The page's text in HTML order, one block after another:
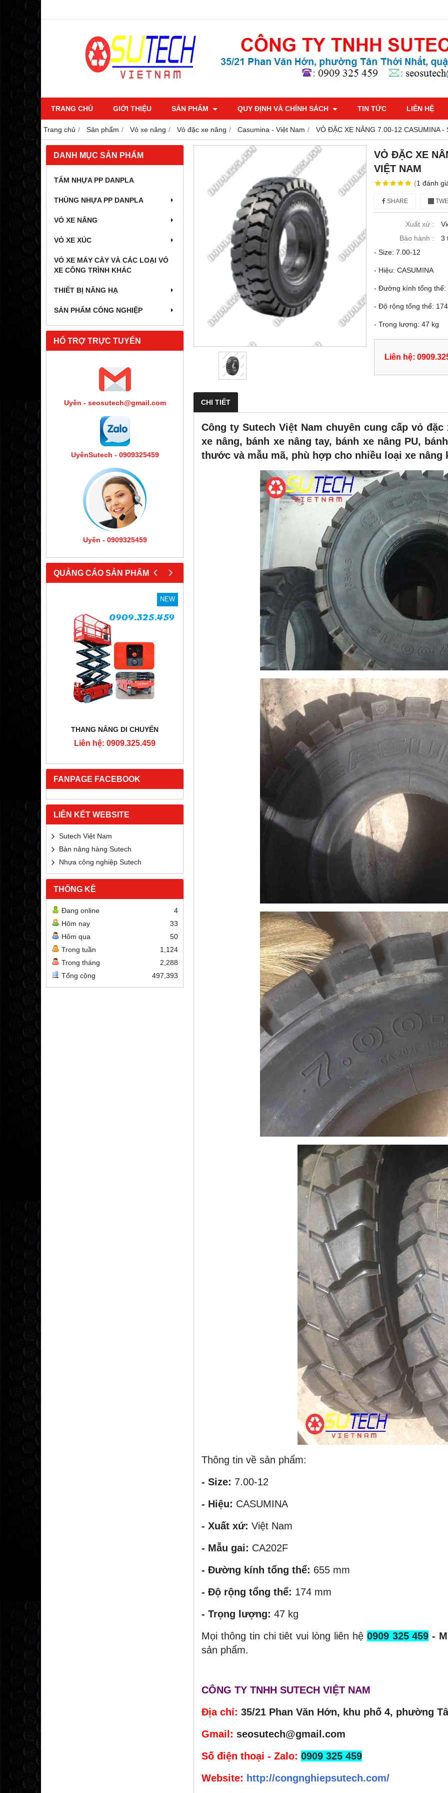
TRANG CHỦ GIỚI THIỆU SẢN PHẨM QUY ĐỊNH VÀ CHÍNH SÁCH TIN TỨC LIÊN HỆ
Trang chủ Sản phẩm Vỏ xe nâng Vỏ đặc xe nâng Casumina - Việt Nam VỎ ĐẶC XE NÂNG 7.00-12 CASUMINA -
DANH MỤC SẢN PHẨM
TẤM NHỰA PP DANPLA
THÙNG NHỰA PP DANPLA
VỎ XE NÂNG
VỎ XE XÚC
VỎ XE MÁY CÀY VÀ CÁC LOẠI VỎ
XE CÔNG TRÌNH KHÁC
THIẾT BỊ NÂNG HẠ
SẢN PHẨM CÔNG NGHIỆP
HỔ TRỢ TRỰC TUYẾN
Uyên - seosutech@gmail.com
UyênSutech - 0909325459
Uyên - 0909325459
QUẢNG CÁO SẢN PHẨM
NEW
THANG NÂNG DI CHUYỂN
Liên hệ: 0909.325.459
NEW
THANG NÂNG ĐÔI
Liên hệ: 0909.325.459
THÙNG NHỰA NẸP GÓC CÓ VÁCH
NGĂN
Liên hệ: 0909.325.459
‹ ›
FANPAGE FACEBOOK
LIÊN KẾT WEBSITE
Sutech Việt Nam
Bàn nâng hàng Sutech
Nhựa công nghiệp Sutech
THỐNG KÊ
Đang online
4
Hôm nay
33
Hôm qua
50
Trong tuần
1,124
Trong tháng
2,288
Tổng cộng
497,393
VỎ ĐẶC XE
VIỆT NAM
(1 đánh
SHARE
Xuất xứ :
Bảo hành :
3
- Size: 7.00-12
- Hiệu: CASUMINA
- Đường kính tổng thể:
- Độ rộng tổng thể:
- Trọng lượng: 47 kg
Liên hệ:
CHI TIẾT
Công ty Sutech Việt Nam chuyên cung cấp vỏ
xe nâng, bánh xe nâng tay, bánh xe nâng PU,
thước và mẫu mã, phù hợp cho nhiều loại xe nâng
Thông tin về sản phẩm:
- Size: 7.00-12
- Hiệu: CASUMINA
- Xuất xứ: Việt Nam
- Mẫu gai: CA202F
- Đường kính tổng thể: 655 mm
- Độ rộng tổng thể: 174 mm
- Trọng lượng: 47 kg
Mọi thông tin chi tiêt vui lòng liên hệ 0909 325 459 -
sản phẩm.
CÔNG TY TNHH SUTECH VIỆT NAM
Địa chỉ: 35/21 Phan Văn Hớn, khu phố 4, phường
Gmail: seosutech@gmail.com
Số điện thoại - Zalo: 0909 325 459
Website: http://congnghiepsutech.com/